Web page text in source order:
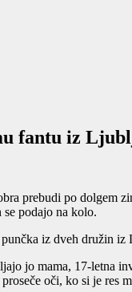
fantu iz
prebudi po
podajo na kolo.
iz dveh družin
jo mama, 17-letna
oči, ko si je res